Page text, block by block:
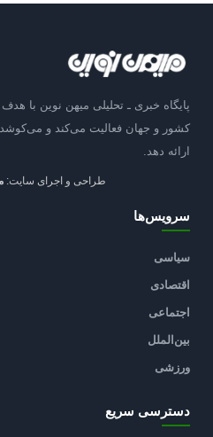
پایگاه خبری ـ تحلیلی میهن نوین با
کشور و جهان فعالیت می‌کند و می‌کوشد
ارائه دهد.
طراحی و اجرای سایت:
سرویس‌ها
سیاسی
اقتصادی
اجتماعی
بین‌الملل
ورزشی
دسترسی سریع